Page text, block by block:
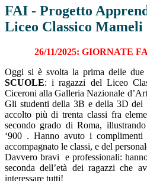
FAI - Progetto
Liceo Classico Mameli
26/11/2025: GIORNATE
Oggi si è svolta la prima delle due
SCUOLE: i ragazzi del Liceo
Ciceroni alla Galleria Nazionale
Gli studenti della 3B e della 3D del
accolto più di trenta classi fra
secondo grado di Roma,
‘900 . Hanno avuto i
accompagnato le classi, e del
Davvero bravi e professionali:
seconda dell’età dei ragazzi che
interessare tutti!